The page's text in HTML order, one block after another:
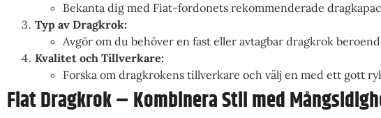
Bekanta dig med Fiat-fordonets rekommenderade
Typ av Dragkrok:
Avgör om du behöver en fast eller avtagbar dragkrok
Kvalitet och Tillverkare:
Forska om dragkrokens tillverkare och välj en med ett gott
Fiat Dragkrok – Kombinera Stil med